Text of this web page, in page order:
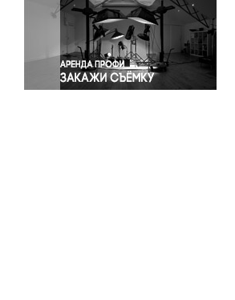
Спорт
Экология
Экономика и бизнес